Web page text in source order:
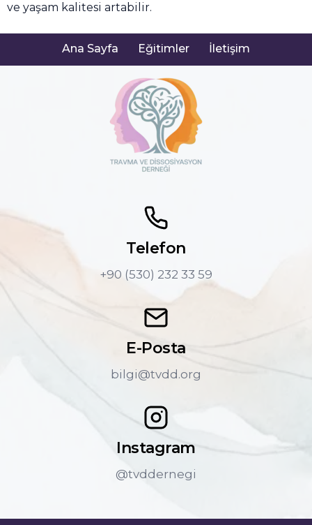
ve yaşam kalitesi artabilir.
Ana Sayfa Eğitimler İletişim
Telefon
+90 (530) 232 33 59
E-Posta
bilgi@tvdd.org
Instagram
@tvddernegi